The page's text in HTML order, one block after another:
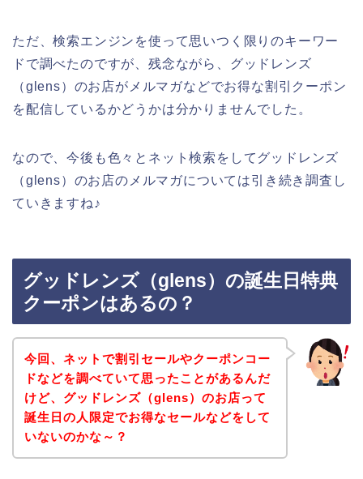
ただ、検索エンジンを使って思いつく限りのキーワー
ドで調べたのですが、残念ながら、グッドレンズ
（glens）のお店がメルマガなどでお得な割引クーポン
を配信しているかどうかは分かりませんでした。
なので、今後も色々とネット検索をしてグッドレンズ
（glens）のお店のメルマガについては引き続き調査し
ていきますね♪
グッドレンズ（glens）の誕生日特典
クーポンはあるの？
今回、ネットで割引セールやクーポンコー
ドなどを調べていて思ったことがあるんだ
けど、グッドレンズ（glens）のお店って
誕生日の人限定でお得なセールなどをして
いないのかな～？